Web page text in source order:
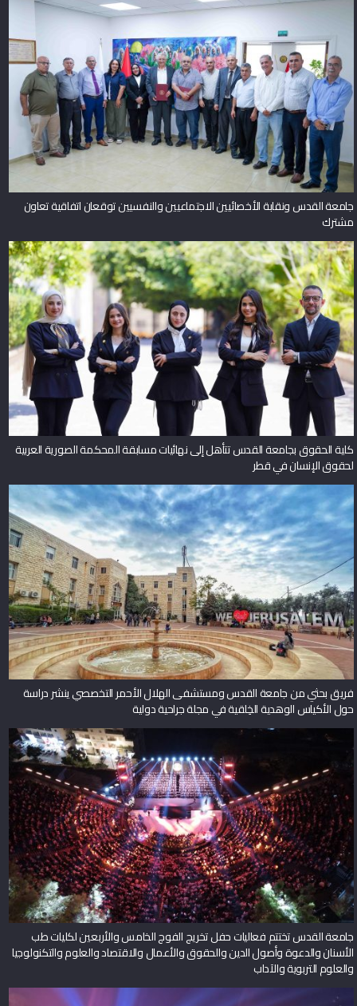
جامعة القدس ونقابة الأخصائيين الاجتماعيين والنفسيين توقعان اتفاقية تعاون
مشترك
كلية الحقوق بجامعة القدس تتأهل إلى نهائيات مسابقة المحكمة الصورية العربية
لحقوق الإنسان في قطر
فريق بحثي من جامعة القدس ومستشفى الهلال الأحمر التخصصي ينشر دراسة
حول الأكياس الوهدية الخِلقية في مجلة جراحية دولية
جامعة القدس تختتم فعاليات حفل تخريج الفوج الخامس والأربعين لكليات طب
الأسنان والدعوة وأصول الدين والحقوق والأعمال والاقتصاد والعلوم والتكنولوجيا
والعلوم التربوية والآداب